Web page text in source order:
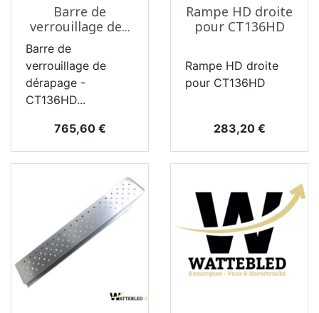
Barre de
verrouillage de...
Barre de
verrouillage de
dérapage -
CT136HD...
Prix
765,60 €
Rampe HD droite
pour CT136HD
Rampe HD droite
pour CT136HD
Prix
283,20 €